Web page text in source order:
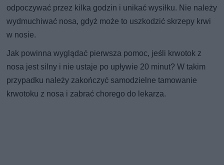
odpoczywać przez kilka godzin i unikać wysiłku. Nie należy
wydmuchiwać nosa, gdyż może to uszkodzić skrzepy krwi
w nosie.
Jak powinna wyglądać pierwsza pomoc, jeśli krwotok z
nosa jest silny i nie ustaje po upływie 20 minut? W takim
przypadku należy zakończyć samodzielne tamowanie
krwotoku z nosa i zabrać chorego do lekarza.